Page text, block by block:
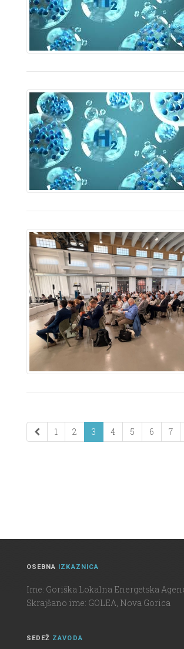
1 2 3 4 5 6 7
OSEBNA IZKAZNICA
Ime: Goriška Lokalna Energetska
Skrajšano ime: GOLEA, Nova Gorica
SEDEŽ ZAVODA